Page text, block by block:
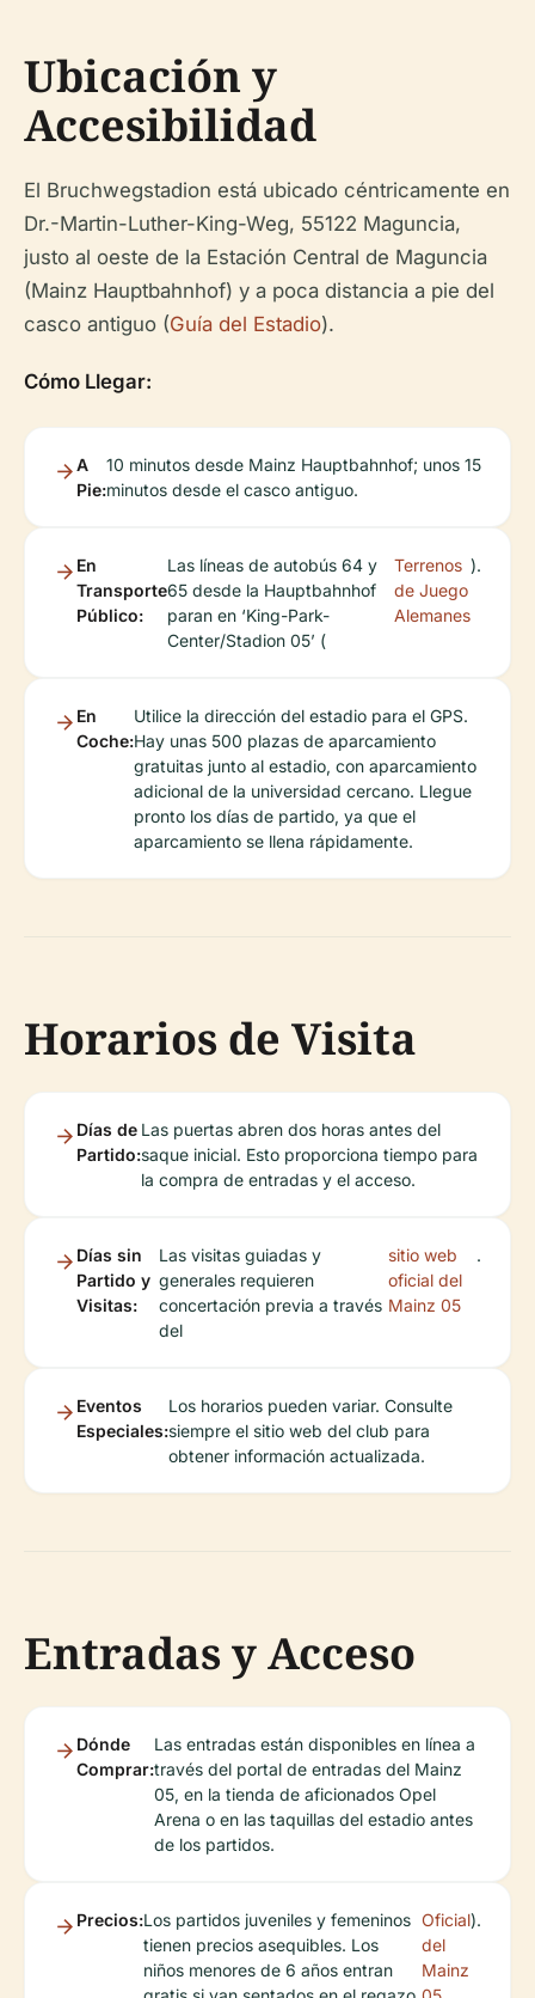
Ubicación y
Accesibilidad
El Bruchwegstadion está ubicado céntricamente en
Dr.-Martin-Luther-King-Weg, 55122 Maguncia,
justo al oeste de la Estación Central de Maguncia
(Mainz Hauptbahnhof) y a poca distancia a pie del
casco antiguo (Guía del Estadio).
Cómo Llegar:
A
Pie:
10 minutos desde Mainz Hauptbahnhof; unos 15
minutos desde el casco antiguo.
En
Transporte
Público:
Las líneas de autobús 64 y
65 desde la Hauptbahnhof
paran en ‘King-Park-
Center/Stadion 05’ (
Terrenos
de Juego
Alemanes
).
En
Coche:
Utilice la dirección del estadio para el GPS.
Hay unas 500 plazas de aparcamiento
gratuitas junto al estadio, con aparcamiento
adicional de la universidad cercano. Llegue
pronto los días de partido, ya que el
aparcamiento se llena rápidamente.
Horarios de Visita
Días de
Partido:
Las puertas abren dos horas antes del
saque inicial. Esto proporciona tiempo para
la compra de entradas y el acceso.
Días sin
Partido y
Visitas:
Las visitas guiadas y
generales requieren
concertación previa a través
del
sitio web
oficial del
Mainz 05
.
Eventos
Especiales:
Los horarios pueden variar. Consulte
siempre el sitio web del club para
obtener información actualizada.
Entradas y Acceso
Dónde
Comprar:
Las entradas están disponibles en línea a
través del portal de entradas del Mainz
05, en la tienda de aficionados Opel
Arena o en las taquillas del estadio antes
de los partidos.
Precios:Los partidos juveniles y femeninos
tienen precios asequibles. Los
niños menores de 6 años entran
Oficial
del
Mainz
).